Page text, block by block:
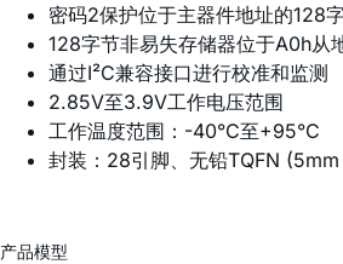
密码2保护位于主器件地址的128
128字节非易失存储器位于A0h从
通过I²C兼容接口进行校准和监测
2.85V至3.9V工作电压范围
工作温度范围：-40°C至+95°C
封装：28引脚、无铅TQFN
产品模型